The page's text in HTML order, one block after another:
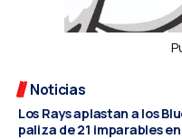
Noticias
Los Rays aplastan a los
paliza de 21 imparables